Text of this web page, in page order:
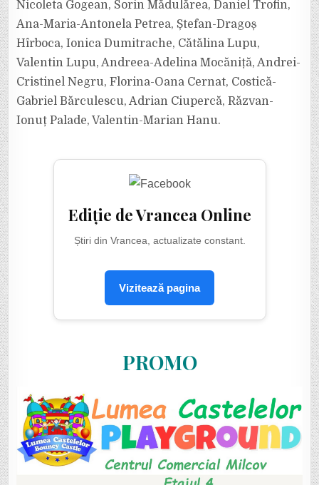
Nicoleta Gogean, Sorin Mădulărea, Daniel Trofin,
Ana-Maria-Antonela Petrea, Ștefan-Dragoș
Hîrboca, Ionica Dumitrache, Cătălina Lupu,
Valentin Lupu, Andreea-Adelina Mocăniță, Andrei-
Cristinel Negru, Florina-Oana Cernat, Costică-
Gabriel Bărculescu, Adrian Ciupercă, Răzvan-
Ionuț Palade, Valentin-Marian Hanu.
Ediție de Vrancea Online
Știri din Vrancea, actualizate constant.
Vizitează pagina
PROMO